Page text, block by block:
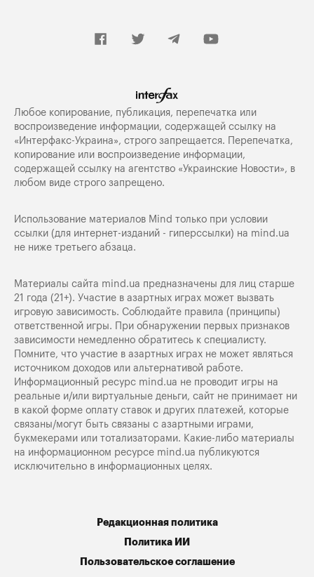
Любое копирование, публикация, перепечатка или
воспроизведение информации, содержащей ссылку на
«Интерфакс-Украина», строго запрещается. Перепечатка,
копирование или воспроизведение информации,
содержащей ссылку на агентство «Украинские Новости», в
любом виде строго запрещено.
Использование материалов Mind только при условии
ссылки (для интернет-изданий - гиперссылки) на mind.ua
не ниже третьего абзаца.
Материалы сайта mind.ua предназначены для лиц старше
21 года (21+). Участие в азартных играх может вызвать
игровую зависимость. Соблюдайте правила (принципы)
ответственной игры. При обнаружении первых признаков
зависимости немедленно обратитесь к специалисту.
Помните, что участие в азартных играх не может являться
источником доходов или альтернативой работе.
Информационный ресурс mind.ua не проводит игры на
реальные и/или виртуальные деньги, сайт не принимает ни
в какой форме оплату ставок и других платежей, которые
связаны/могут быть связаны с азартными играми,
букмекерами или тотализаторами. Какие-либо материалы
на информационном ресурсе mind.ua публикуются
исключительно в информационных целях.
Редакционная политика
Политика ИИ
Пользовательское соглашение